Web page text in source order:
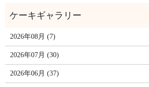
2026年08月 (7)
2026年07月 (30)
2026年06月 (37)